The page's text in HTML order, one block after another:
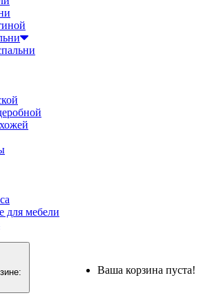
для мебели
Ваша корзина пуста!